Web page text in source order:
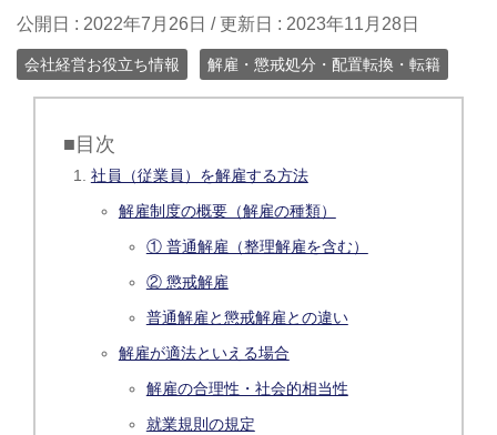
公開日 : 2022年7月26日 / 更新日 : 2023年11月28日
会社経営お役立ち情報 解雇・懲戒処分・配置転換・転籍
■目次
社員（従業員）を解雇する方法
解雇制度の概要（解雇の種類）
① 普通解雇（整理解雇を含む）
② 懲戒解雇
普通解雇と懲戒解雇との違い
解雇が適法といえる場合
解雇の合理性・社会的相当性
就業規則の規定